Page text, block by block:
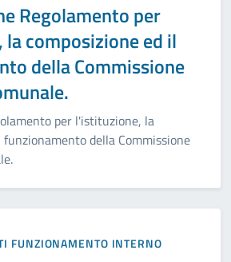
Regolamento per
composizione ed il
della Commissione
per l'istituzione, la
della Commissione
FUNZIONAMENTO INTERNO